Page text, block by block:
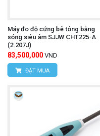
Máy đo độ cứng bê tông bằng
sóng siêu âm SJJW CHT225-A
(2.207J)
83,500,000 VND
ĐẶT MUA